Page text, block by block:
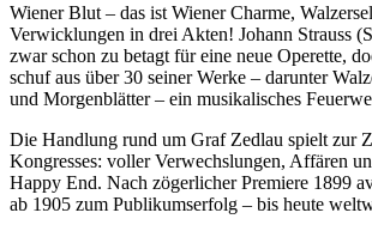
Wiener Blut – das ist Wiener Charme,
Verwicklungen in drei Akten! Johann Strauss
zwar schon zu betagt für eine neue Operette,
schuf aus über 30 seiner Werke – darunter
und Morgenblätter – ein musikalisches
Die Handlung rund um Graf Zedlau spielt zur
Kongresses: voller Verwechslungen, Affären
Happy End. Nach zögerlicher Premiere 1899
ab 1905 zum Publikumserfolg – bis heute